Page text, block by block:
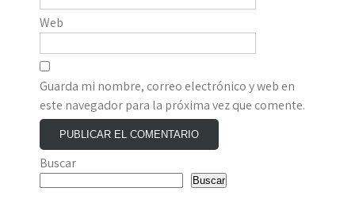
Web
Guarda mi nombre, correo electrónico y web en
este navegador para la próxima vez que comente.
Buscar
Buscar